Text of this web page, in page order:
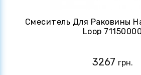
Смеситель Для Раковины
Loop 71150000
3267 грн.